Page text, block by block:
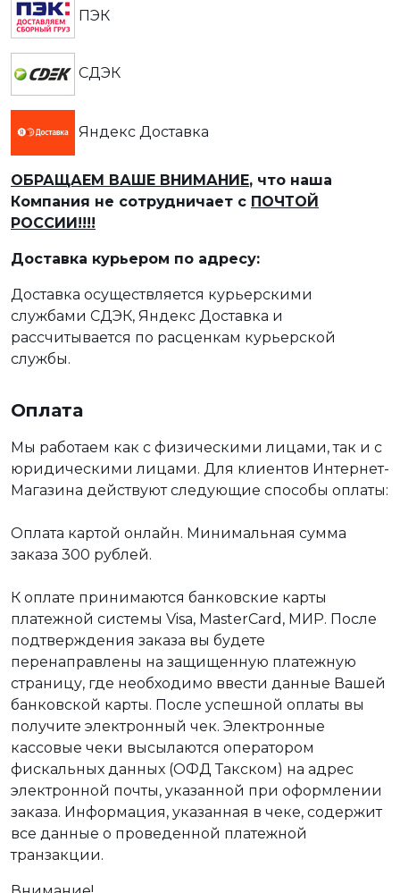
ПЭК
СДЭК
Яндекс Доставка
ОБРАЩАЕМ ВАШЕ ВНИМАНИЕ, что наша
Компания не сотрудничает с ПОЧТОЙ
РОССИИ!!!!
Доставка курьером по адресу:
Доставка осуществляется курьерскими
службами СДЭК, Яндекс Доставка и
рассчитывается по расценкам курьерской
службы.
Оплата
Мы работаем как с физическими лицами, так и с
юридическими лицами. Для клиентов Интернет-
Магазина действуют следующие способы оплаты:
Оплата картой онлайн. Минимальная сумма
заказа 300 рублей.
К оплате принимаются банковские карты
платежной системы Visa, MasterCard, МИР. После
подтверждения заказа вы будете
перенаправлены на защищенную платежную
страницу, где необходимо ввести данные Вашей
банковской карты. После успешной оплаты вы
получите электронный чек. Электронные
кассовые чеки высылаются оператором
фискальных данных (ОФД Такском) на адрес
электронной почты, указанной при оформлении
заказа. Информация, указанная в чеке, содержит
все данные о проведенной платежной
транзакции.